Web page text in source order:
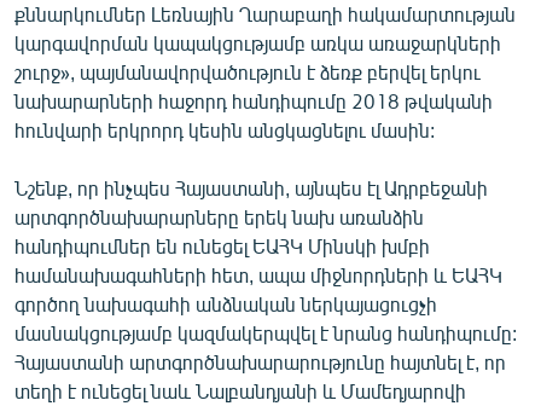
Русский
ՀԵՏԵՎԵՔ ՄԵԶ
«Ազատության» բոլոր կայքերը
քննարկումներ Լեռնային Ղարաբաղի հակամարտության
կարգավորման կապակցությամբ առկա առաջարկների
շուրջ», պայմանավորվածություն է ձեռք բերվել երկու
նախարարների հաջորդ հանդիպումը 2018 թվականի
հունվարի երկրորդ կեսին անցկացնելու մասին:
Նշենք, որ ինչպես Հայաստանի, այնպես էլ Ադրբեջանի
արտգործնախարարները երեկ նախ առանձին
հանդիպումներ են ունեցել ԵԱՀԿ Մինսկի խմբի
համանախագահների հետ, ապա միջնորդների և ԵԱՀԿ
գործող նախագահի անձնական ներկայացուցչի
մասնակցությամբ կազմակերպվել է նրանց հանդիպումը:
Հայաստանի արտգործնախարարությունը հայտնել է, որ
տեղի է ունեցել նաև Նալբանդյանի և Մամեդյարովի